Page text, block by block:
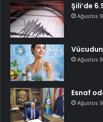
Şili’de
Ağustos
Ağustos
Esnaf
Ağustos